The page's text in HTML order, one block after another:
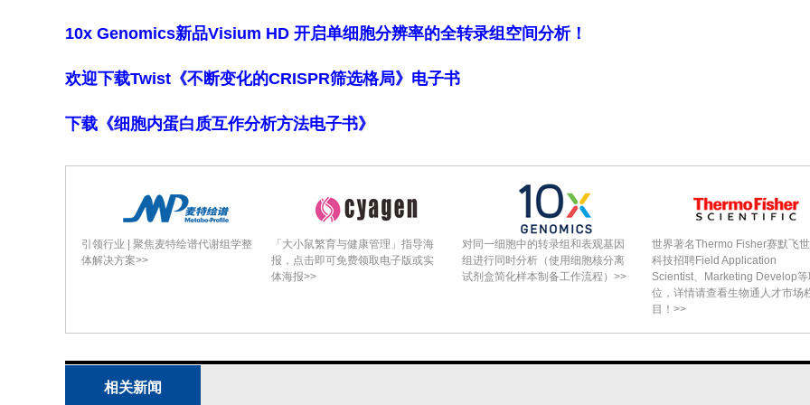
腔。两种处理损伤均以 posterior midgut（后肠中段）最显著。
3.3 Transmission electron microscopy（透射电子显微镜观察）
网(rough endoplasmic reticulum, rER)及发育良好的基膜迷路(basal labyrinth)伴厚基底
50
顶端胞质含具自噬形态空泡（自噬体autophagosomes及自噬溶酶体
autophagolysosomes）。慢性LC 5/100 暴露组：顶/核周区rER呈囊泡化(vesiculated rough
endoplasmic reticulum)、电子透明囊泡增多，基膜迷路短且稀疏、与血腔(hemocoel)连通
受限，部分细胞顶端膜破裂呈坏死性胞质紊乱。
残留，EFSA将其列为对蜜蜂危险物质。本研究首次揭示急/慢性暴露致A. mellifera中肠（尤
10x Genomics新品Visium HD 开启单细胞分辨率的全转录组空间分析！
欢迎下载Twist《不断变化的CRISPR筛选格局》电子书
下载《细胞内蛋白质互作分析方法电子书》
引领行业 | 聚焦麦特绘谱代谢组学整
体解决方案>>
「大小鼠繁育与健康管理」指导海
报，点击即可免费领取电子版或实
体海报>>
对同一细胞中的转录组和表观基因
组进行同时分析（使用细胞核分离
试剂盒简化样本制备工作流程）>>
世界著名Thermo Fisher赛默飞
科技招聘Field Application
Scientist、Marketing Develop等
位，详情请查看生物通人才市场
目！>>
相关新闻